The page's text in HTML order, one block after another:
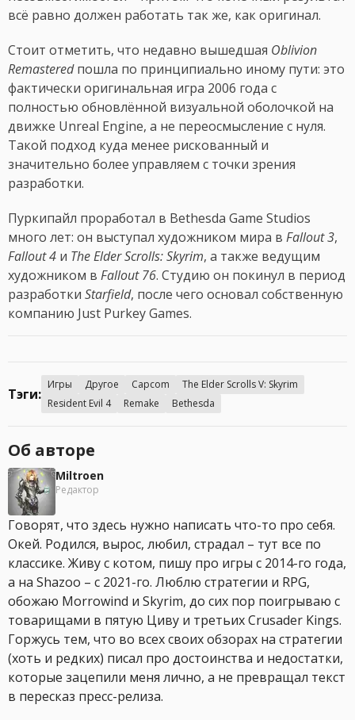
всё равно должен работать так же, как оригинал.
Стоит отметить, что недавно вышедшая Oblivion
Remasteredпошла по принципиально иному пути: это
фактически оригинальная игра 2006 года с
полностью обновлённой визуальной оболочкой на
движке Unreal Engine, а не переосмысление с нуля.
Такой подход куда менее рискованный и
значительно более управляем с точки зрения
разработки.
Пуркипайл проработал в Bethesda Game Studios
много лет: он выступал художником мира в Fallout 3,
Fallout 4 и The Elder Scrolls: Skyrim, а также ведущим
художником в Fallout 76. Студию он покинул в период
разработки Starfield, после чего основал собственную
компанию Just Purkey Games.
Тэги:
Игры Другое Capcom
The Elder Scrolls V: Skyrim
Resident Evil 4
Remake Bethesda
Об авторе
Miltroen
Редактор
Говорят, что здесь нужно написать что-то про себя.
Окей. Родился, вырос, любил, страдал – тут все по
классике. Живу с котом, пишу про игры с 2014-го года,
а на Shazoo – с 2021-го. Люблю стратегии и RPG,
обожаю Morrowind и Skyrim, до сих пор поигрываю с
товарищами в пятую Циву и третьих Crusader Kings.
Горжусь тем, что во всех своих обзорах на стратегии
(хоть и редких) писал про достоинства и недостатки,
которые зацепили меня лично, а не превращал текст
в пересказ пресс-релиза.